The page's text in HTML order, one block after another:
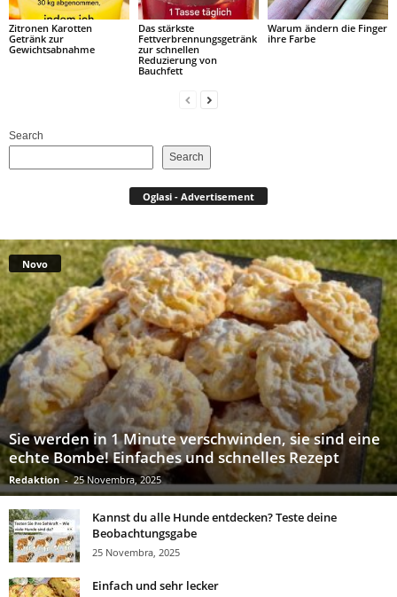
Zitronen Karotten
Getränk zur
Gewichtsabnahme
Das stärkste
Fettverbrennungsgetränk
zur schnellen
Reduzierung von
Bauchfett
Warum ändern die Finger
ihre Farbe
Search
Search
Oglasi - Advertisement
Novo
Sie werden in 1 Minute verschwinden, sie sind eine
echte Bombe! Einfaches und schnelles Rezept
Redaktion - 25 Novembra, 2025
Kannst du alle Hunde entdecken? Teste deine
Beobachtungsgabe
25 Novembra, 2025
Einfach und sehr lecker